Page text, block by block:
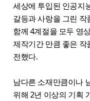
세상에 투입된 인공지
갈등과 사랑을 그린 작
함께 4계절을 모두 영
제작기간 만큼 좋은 작
전했다.
남다른 소재만큼이나
위해 2년 이상의 기획